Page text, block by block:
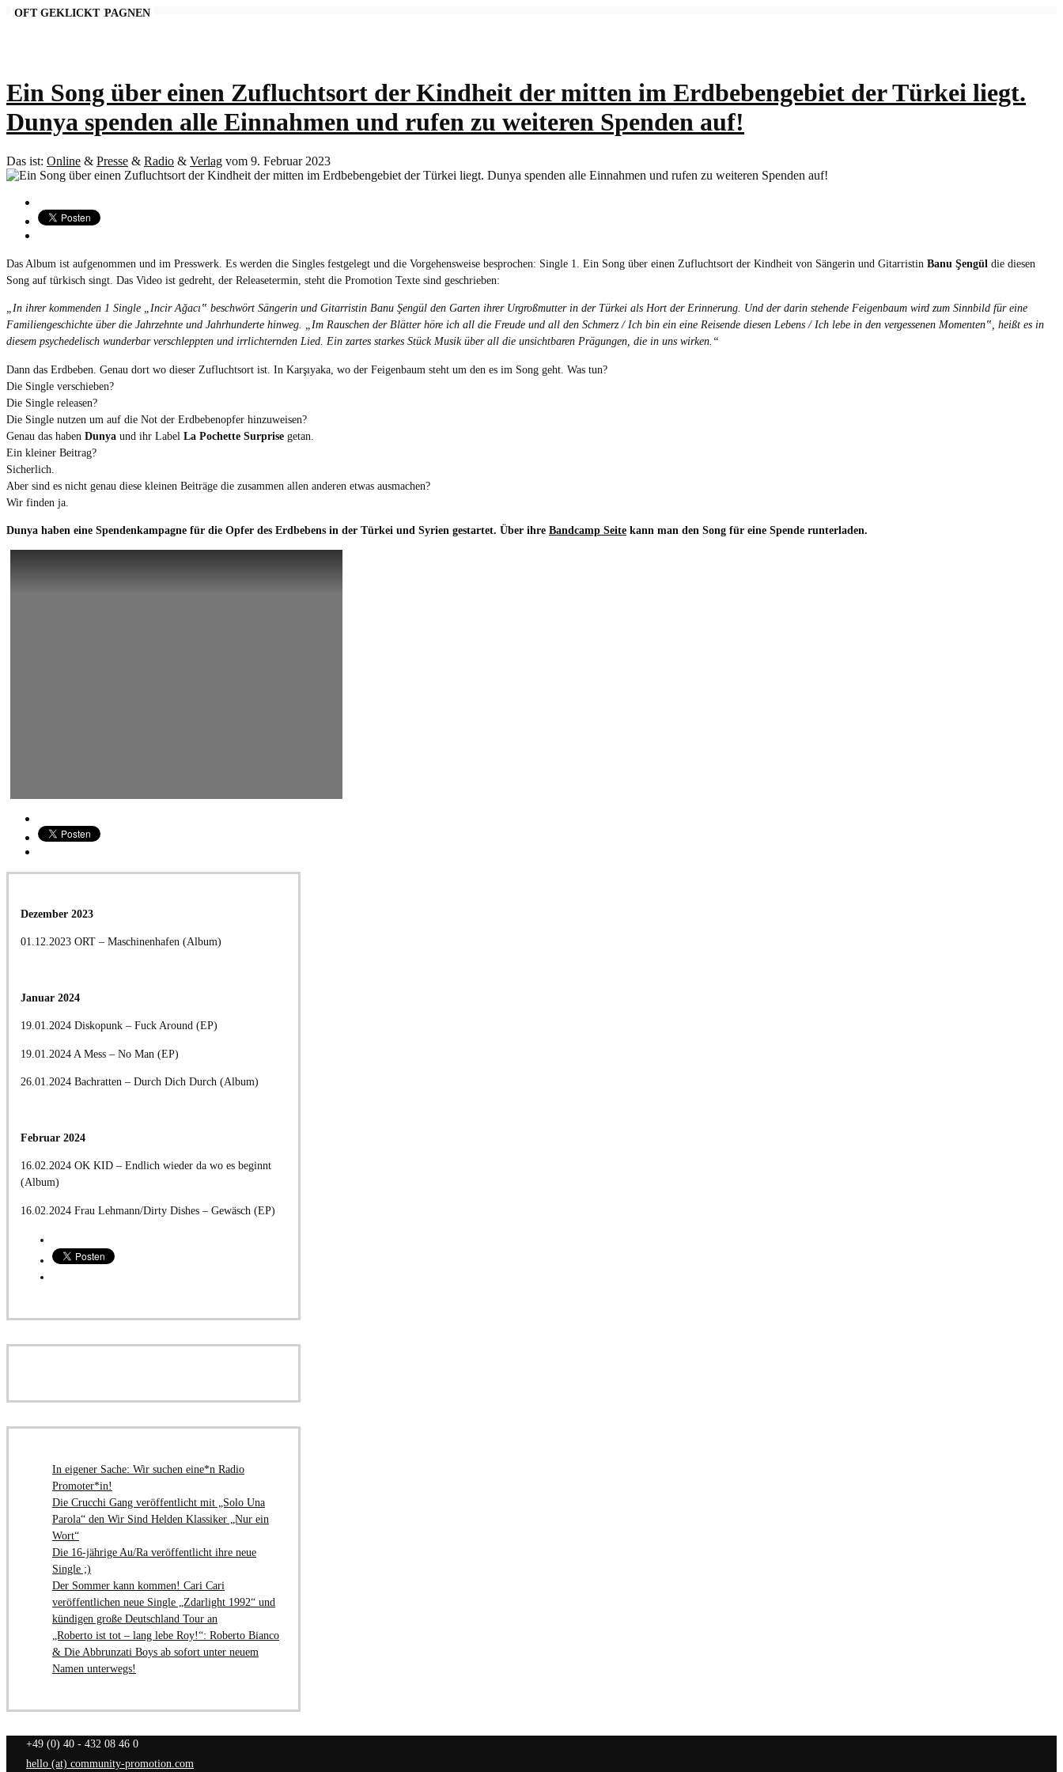
Ein Song über einen Zufluchtsort der Kindheit der mitten im Erdbebengebiet der Türkei liegt.
Dunya spenden alle Einnahmen und rufen zu weiteren Spenden auf!
Das ist: Online & Presse & Radio & Verlag vom 9. Februar 2023
Das Album ist aufgenommen und im Presswerk. Es werden die Singles festgelegt und die Vorgehensweise besprochen: Single 1. Ein Song über einen Zufluchtsort der Kindheit von Sängerin und Gitarristin Banu Şengül die diesen
Song auf türkisch singt. Das Video ist gedreht, der Releasetermin, steht die Promotion Texte sind geschrieben:
„In ihrer kommenden 1 Single „Incir Ağacı‟ beschwört Sängerin und Gitarristin Banu Şengül den Garten ihrer Urgroßmutter in der Türkei als Hort der Erinnerung. Und der darin stehende Feigenbaum wird zum Sinnbild für eine
Familiengeschichte über die Jahrzehnte und Jahrhunderte hinweg. „Im Rauschen der Blätter höre ich all die Freude und all den Schmerz / Ich bin ein eine Reisende diesen Lebens / Ich lebe in den vergessenen Momenten‟, heißt es in
diesem psychedelisch wunderbar verschleppten und irrlichternden Lied. Ein zartes starkes Stück Musik über all die unsichtbaren Prägungen, die in uns wirken.“
Dann das Erdbeben. Genau dort wo dieser Zufluchtsort ist. In Karşıyaka, wo der Feigenbaum steht um den es im Song geht. Was tun?
Die Single verschieben?
Die Single releasen?
Die Single nutzen um auf die Not der Erdbebenopfer hinzuweisen?
Genau das haben Dunya und ihr Label La Pochette Surprise getan.
Ein kleiner Beitrag?
Sicherlich.
Aber sind es nicht genau diese kleinen Beiträge die zusammen allen anderen etwas ausmachen?
Wir finden ja.
Dunya haben eine Spendenkampagne für die Opfer des Erdbebens in der Türkei und Syrien gestartet. Über ihre Bandcamp Seite kann man den Song für eine Spende runterladen.
AKTUELLE KAMPAGNEN
Dezember 2023
01.12.2023 ORT – Maschinenhafen (Album)
Januar 2024
19.01.2024 Diskopunk – Fuck Around (EP)
19.01.2024 A Mess – No Man (EP)
26.01.2024 Bachratten – Durch Dich Durch (Album)
Februar 2024
16.02.2024 OK KID – Endlich wieder da wo es beginnt
(Album)
16.02.2024 Frau Lehmann/Dirty Dishes – Gewäsch (EP)
OFT GEKLICKT
In eigener Sache: Wir suchen eine*n Radio
Promoter*in!
Die Crucchi Gang veröffentlicht mit „Solo Una
Parola“ den Wir Sind Helden Klassiker „Nur ein
Wort“
Die 16-jährige Au/Ra veröffentlicht ihre neue
Single ;)
Der Sommer kann kommen! Cari Cari
veröffentlichen neue Single „Zdarlight 1992“ und
kündigen große Deutschland Tour an
„Roberto ist tot – lang lebe Roy!“: Roberto Bianco
& Die Abbrunzati Boys ab sofort unter neuem
Namen unterwegs!
+49 (0) 40 - 432 08 46 0
hello (at) community-promotion.com